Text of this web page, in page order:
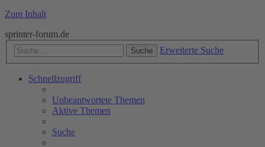
Zum Inhalt
sprinter-forum.de
Suche Erweiterte Suche
Schnellzugriff
Unbeantwortete Themen
Aktive Themen
Suche